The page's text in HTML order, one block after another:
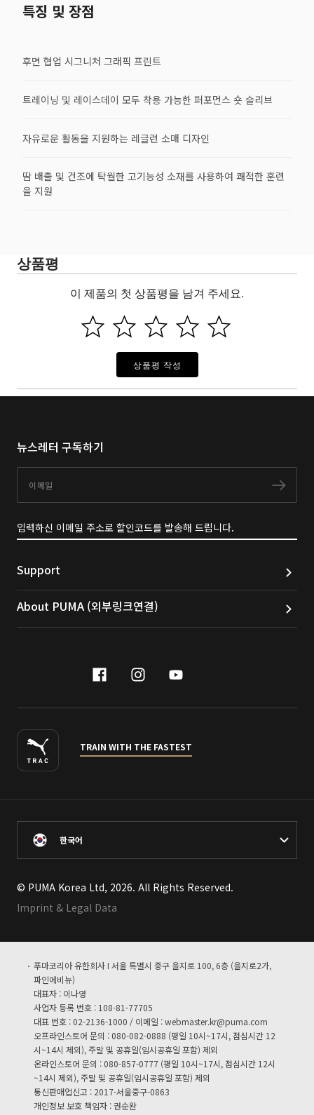
특징 및 장점
후면 협업 시그니처 그래픽 프린트
트레이닝 및 레이스데이 모두 착용 가능한 퍼포먼스 숏 슬리브
자유로운 활동을 지원하는 레글런 소매 디자인
땀 배출 및 건조에 탁월한 고기능성 소재를 사용하여 쾌적한 훈련
을 지원
상품평
이 제품의 첫 상품평을 남겨 주세요.
상품평 작성
뉴스레터 구독하기
구독
입력하신 이메일 주소로 할인코드를 발송해 드립니다.
Support
About PUMA (외부링크연결)
facebook
instagram
youtube
TRAIN WITH THE FASTEST
한국어
© PUMA Korea Ltd, 2026. All Rights Reserved.
Imprint & Legal Data
푸마코리아 유한회사 I 서울 특별시 중구 을지로 100, 6층 (을지로2가,
파인에비뉴)
대표자 : 이나영
사업자 등록 번호 : 108-81-77705
대표 번호 : 02-2136-1000 / 이메일 :webmaster.kr@puma.com
오프라인스토어 문의 : 080-082-0888 (평일 10시~17시, 점심시간 12
시~14시 제외), 주말 및 공휴일(임시공휴일 포함) 제외
온라인스토어 문의 : 080-857-0777 (평일 10시~17시, 점심시간 12시
~14시 제외), 주말 및 공휴일(임시공휴일 포함) 제외
통신판매업신고 : 2017-서울중구-0863
개인정보 보호 책임자 : 권순완